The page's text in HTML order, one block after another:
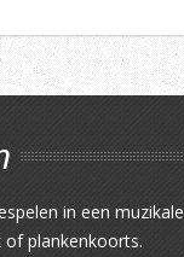
in een muzikale
plankenkoorts.